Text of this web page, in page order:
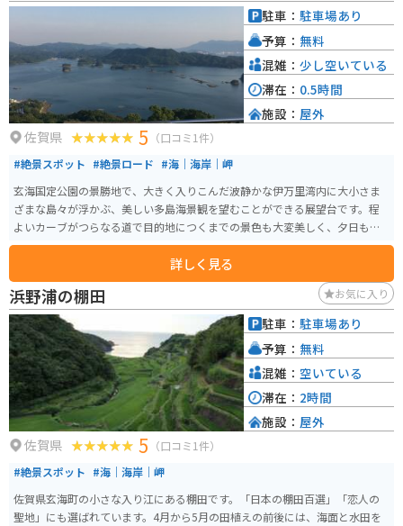
佐賀県 5 （口コミ1件）
#絶景スポット #絶景ロード #海｜海岸｜岬
玄海国定公園の景勝地で、大きく入りこんだ波静かな伊万里湾内に大小さま
ざまな島々が浮かぶ、美しい多島海景観を望むことができる展望台です。程
よいカーブがつらなる道で目的地につくまでの景色も大変美しく、夕日も綺
麗なスポットです。
詳しく見る
駐車： 駐車場あり
予算： 無料
混雑： 少し空いている
滞在： 0.5時間
施設： 屋外
浜野浦の棚田 お気に入り
佐賀県 5 （口コミ1件）
#絶景スポット #海｜海岸｜岬
佐賀県玄海町の小さな入り江にある棚田です。「日本の棚田百選」「恋人の
聖地」にも選ばれています。4月から5月の田植えの前後には、海面と水田を
駐車： 駐車場あり
予算： 無料
混雑： 空いている
滞在： 2時間
施設： 屋外